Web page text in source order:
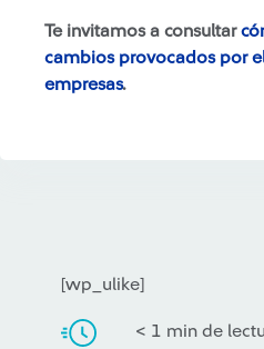
Te invitamos a consultar
cambios provocados por
empresas.
[wp_ulike]
< 1 min de